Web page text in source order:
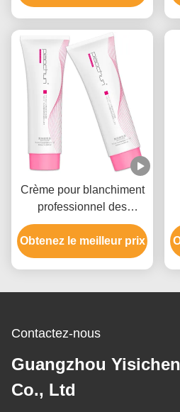
GMPC
Crème pour blanchiment
professionnel des
cheveux pour hommes et
femmes jusqu'à 9 niveaux
Obtenez le meilleur prix
Contactez-nous
Guangzhou
Co., Ltd